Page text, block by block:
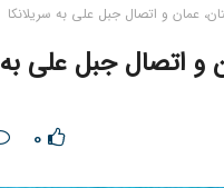
عمان و اتصال جبل علی به سریلانکا
و اتصال جبل علی به
0